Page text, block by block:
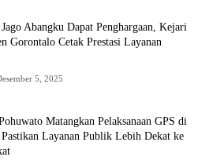
Abangku Dapat Penghargaan, Kejari
Gorontalo Cetak Prestasi Layanan
5, 2025
Matangkan Pelaksanaan GPS di
Layanan Publik Lebih Dekat ke